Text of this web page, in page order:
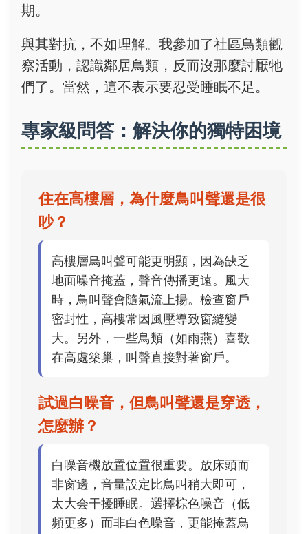
期。
與其對抗，不如理解。我參加了社區鳥類觀
察活動，認識鄰居鳥類，反而沒那麼討厭牠
們了。當然，這不表示要忍受睡眠不足。
專家級問答：解決你的獨特困境
住在高樓層，為什麼鳥叫聲還是很
吵？
高樓層鳥叫聲可能更明顯，因為缺乏
地面噪音掩蓋，聲音傳播更遠。風大
時，鳥叫聲會隨氣流上揚。檢查窗戶
密封性，高樓常因風壓導致窗縫變
大。另外，一些鳥類（如雨燕）喜歡
在高處築巢，叫聲直接對著窗戶。
試過白噪音，但鳥叫聲還是穿透，
怎麼辦？
白噪音機放置位置很重要。放床頭而
非窗邊，音量設定比鳥叫稍大即可，
太大会干擾睡眠。選擇棕色噪音（低
頻更多）而非白色噪音，更能掩蓋鳥